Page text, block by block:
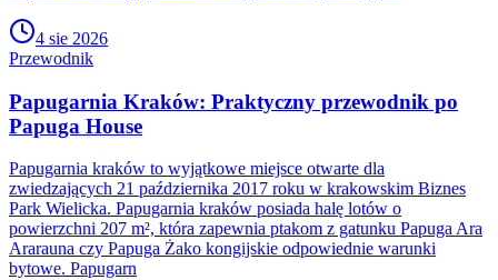
4 sie 2026
Przewodnik
Papugarnia Kraków: Praktyczny przewodnik po
Papuga House
Papugarnia kraków to wyjątkowe miejsce otwarte dla
zwiedzających 21 października 2017 roku w krakowskim Biznes
Park Wielicka. Papugarnia kraków posiada halę lotów o
powierzchni 207 m², która zapewnia ptakom z gatunku Papuga Ara
Ararauna czy Papuga Żako kongijskie odpowiednie warunki
bytowe. Papugarn